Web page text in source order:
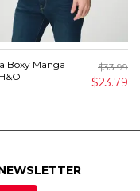
Boxy Manga
$33.99
$23.79